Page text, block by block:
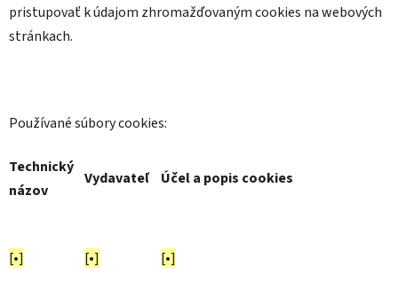
pristupovať k údajom zhromažďovaným cookies na webových
stránkach.
Používané súbory cookies:
Technický
názov
Vydavateľ Účel a popis cookies
[•] [•] [•]